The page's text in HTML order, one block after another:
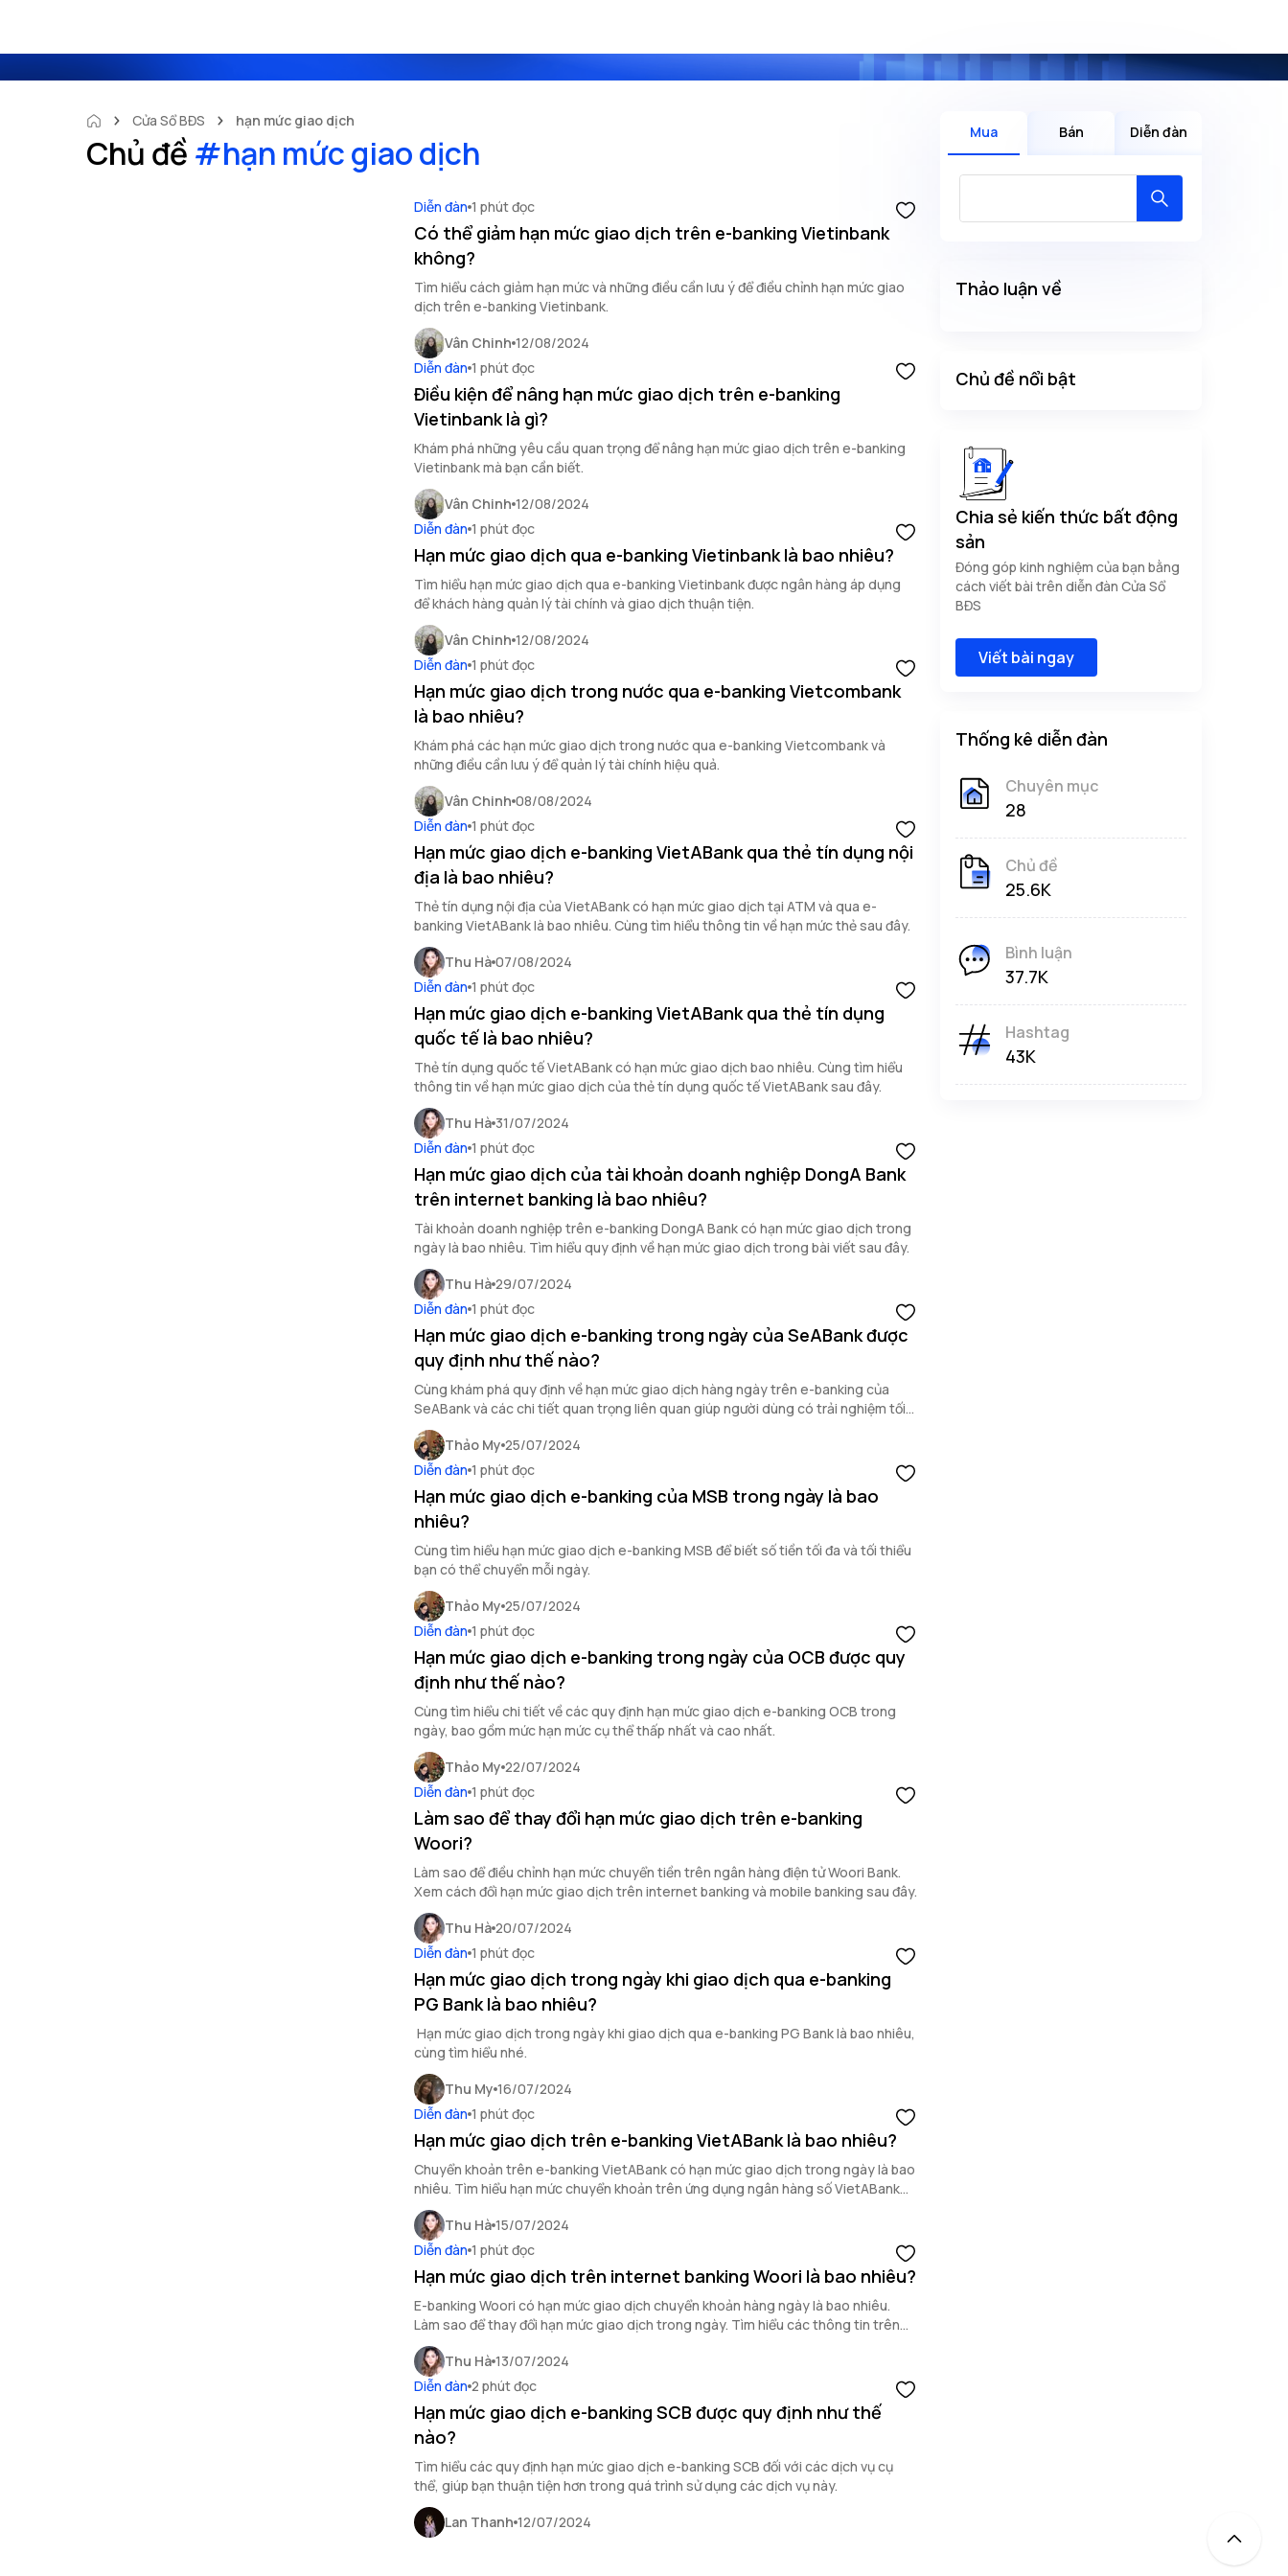
Cửa Sổ BĐS hạn mức giao dịch
Chủ đề #hạn mức giao dịch
Diễn đàn 1 phút đọc
Có thể giảm hạn mức giao dịch trên e-banking Vietinbank
không?
Tìm hiểu cách giảm hạn mức và những điều cần lưu ý để điều chỉnh hạn mức giao
dịch trên e-banking Vietinbank.
Vân Chinh 12/08/2024
Diễn đàn 1 phút đọc
Điều kiện để nâng hạn mức giao dịch trên e-banking
Vietinbank là gì?
Khám phá những yêu cầu quan trọng để nâng hạn mức giao dịch trên e-banking
Vietinbank mà bạn cần biết.
Vân Chinh 12/08/2024
Diễn đàn 1 phút đọc
Hạn mức giao dịch qua e-banking Vietinbank là bao nhiêu?
Tìm hiểu hạn mức giao dịch qua e-banking Vietinbank được ngân hàng áp dụng
để khách hàng quản lý tài chính và giao dịch thuận tiện.
Vân Chinh 12/08/2024
Diễn đàn 1 phút đọc
Hạn mức giao dịch trong nước qua e-banking Vietcombank
là bao nhiêu?
Khám phá các hạn mức giao dịch trong nước qua e-banking Vietcombank và
những điều cần lưu ý để quản lý tài chính hiệu quả.
Vân Chinh 08/08/2024
Diễn đàn 1 phút đọc
Hạn mức giao dịch e-banking VietABank qua thẻ tín dụng nội
địa là bao nhiêu?
Thẻ tín dụng nội địa của VietABank có hạn mức giao dịch tại ATM và qua e-
banking VietABank là bao nhiêu. Cùng tìm hiểu thông tin về hạn mức thẻ sau đây.
Thu Hà 07/08/2024
Diễn đàn 1 phút đọc
Hạn mức giao dịch e-banking VietABank qua thẻ tín dụng
quốc tế là bao nhiêu?
Thẻ tín dụng quốc tế VietABank có hạn mức giao dịch bao nhiêu. Cùng tìm hiểu
thông tin về hạn mức giao dịch của thẻ tín dụng quốc tế VietABank sau đây.
Thu Hà 31/07/2024
Diễn đàn 1 phút đọc
Hạn mức giao dịch của tài khoản doanh nghiệp DongA Bank
trên internet banking là bao nhiêu?
Tài khoản doanh nghiệp trên e-banking DongA Bank có hạn mức giao dịch trong
ngày là bao nhiêu. Tìm hiểu quy định về hạn mức giao dịch trong bài viết sau đây.
Thu Hà 29/07/2024
Diễn đàn 1 phút đọc
Hạn mức giao dịch e-banking trong ngày của SeABank được
quy định như thế nào?
Cùng khám phá quy định về hạn mức giao dịch hàng ngày trên e-banking của
SeABank và các chi tiết quan trọng liên quan giúp người dùng có trải nghiệm tối
ưu.
Thảo My 25/07/2024
Diễn đàn 1 phút đọc
Hạn mức giao dịch e-banking của MSB trong ngày là bao
nhiêu?
Cùng tìm hiểu hạn mức giao dịch e-banking MSB để biết số tiền tối đa và tối thiểu
bạn có thể chuyển mỗi ngày.
Thảo My 25/07/2024
Diễn đàn 1 phút đọc
Hạn mức giao dịch e-banking trong ngày của OCB được quy
định như thế nào?
Cùng tìm hiểu chi tiết về các quy định hạn mức giao dịch e-banking OCB trong
ngày, bao gồm mức hạn mức cụ thể thấp nhất và cao nhất.
Thảo My 22/07/2024
Diễn đàn 1 phút đọc
Làm sao để thay đổi hạn mức giao dịch trên e-banking
Woori?
Làm sao để điều chỉnh hạn mức chuyển tiền trên ngân hàng điện tử Woori Bank.
Xem cách đổi hạn mức giao dịch trên internet banking và mobile banking sau đây.
Thu Hà 20/07/2024
Diễn đàn 1 phút đọc
Hạn mức giao dịch trong ngày khi giao dịch qua e-banking
PG Bank là bao nhiêu?
Hạn mức giao dịch trong ngày khi giao dịch qua e-banking PG Bank là bao nhiêu,
cùng tìm hiểu nhé.
Thu My 16/07/2024
Diễn đàn 1 phút đọc
Hạn mức giao dịch trên e-banking VietABank là bao nhiêu?
Chuyển khoản trên e-banking VietABank có hạn mức giao dịch trong ngày là bao
nhiêu. Tìm hiểu hạn mức chuyển khoản trên ứng dụng ngân hàng số VietABank
sau đây.
Thu Hà 15/07/2024
Diễn đàn 1 phút đọc
Hạn mức giao dịch trên internet banking Woori là bao nhiêu?
E-banking Woori có hạn mức giao dịch chuyển khoản hàng ngày là bao nhiêu.
Làm sao để thay đổi hạn mức giao dịch trong ngày. Tìm hiểu các thông tin trên
ngay tại đây.
Thu Hà 13/07/2024
Diễn đàn 2 phút đọc
Hạn mức giao dịch e-banking SCB được quy định như thế
nào?
Tìm hiểu các quy định hạn mức giao dịch e-banking SCB đối với các dịch vụ cụ
thể, giúp bạn thuận tiện hơn trong quá trình sử dụng các dịch vụ này.
Lan Thanh 12/07/2024
Mua Bán Diễn đàn
Thảo luận về
Chủ đề nổi bật
Chia sẻ kiến thức bất động
sản
Đóng góp kinh nghiệm của bạn bằng
cách viết bài trên diễn đàn Cửa Sổ
BĐS
Viết bài ngay
Thống kê diễn đàn
Chuyên mục
28
Chủ đề
25.6K
Bình luận
37.7K
Hashtag
43K